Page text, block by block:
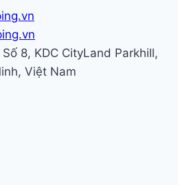
8, KDC CityLand Parkhill,
Việt Nam